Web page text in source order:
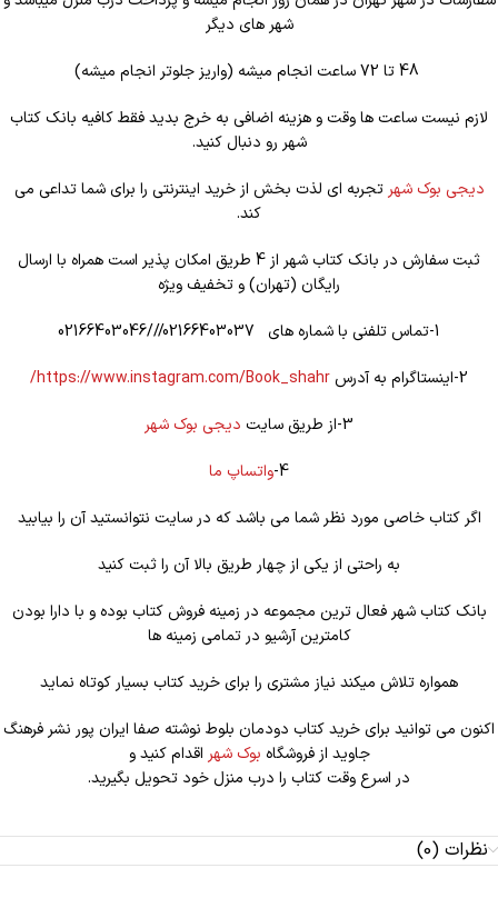
شهر های دیگر
لازم نیست ساعت ها وقت و هزینه اضافی به خرج بدید فقط کافیه بانک کتاب
شهر رو دنبال کنید.
دیجی بوک شهرتجربه ای لذت بخش از خرید اینترنتی را برای شما تداعی می
کند.
ثبت سفارش در بانک کتاب شهر از 4 طریق امکان پذیر است همراه با ارسال
رایگان (تهران) و تخفیف ویژه
1-تماس تلفنی با شماره های 02166403037///02166403046
2-اینستاگرام به آدرس
https://www.instagram.com/Book_shahr/
3-از طریق سایت
دیجی بوک شهر
4- واتساپ ما
اگر کتاب خاصی مورد نظر شما می باشد که در سایت نتوانستید آن را بیابید
به راحتی از یکی از چهار طریق بالا آن را ثبت کنید
بانک کتاب شهر فعال ترین مجموعه در زمینه فروش کتاب بوده و با دارا بودن
کامترین آرشیو در تمامی زمینه ها
همواره تلاش میکند نیاز مشتری را برای خرید کتاب بسیار کوتاه نماید
اکنون می توانید برای خرید کتاب دودمان بلوط نوشته صفا ایران پور نشر فرهنگ
جاوید از فروشگاه بوک شهر اقدام کنید و
در اسرع وقت کتاب را درب منزل خود تحویل بگیرید.
نظرات (0)